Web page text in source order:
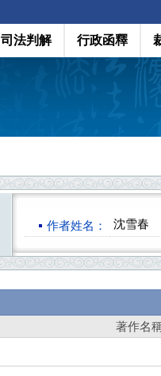
司法判解 行政函釋
作者姓名： 沈雪春
著作名